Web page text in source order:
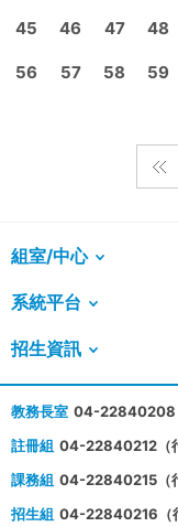
45 46 47 48
56 57 58 59
組室/中心
系統平台
招生資訊
教務長室 04-22840208
註冊組 04-22840212（
課務組 04-22840215（
招生組 04-22840216（